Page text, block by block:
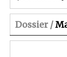
Dossier /